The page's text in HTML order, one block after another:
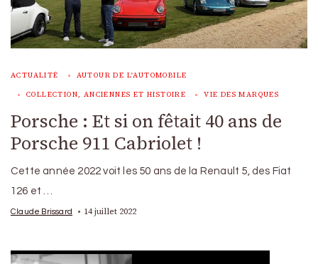
ACTUALITÉ AUTOUR DE L'AUTOMOBILE
COLLECTION, ANCIENNES ET HISTOIRE VIE DES MARQUES
Porsche : Et si on fêtait 40 ans de
Porsche 911 Cabriolet !
Cette année 2022 voit les 50 ans de la Renault 5, des Fiat
126 et …
Claude Brissard 14 juillet 2022